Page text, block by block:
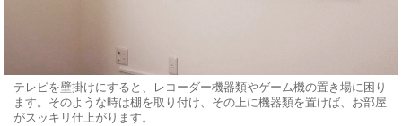
テレビを壁掛けにすると、レコーダー機器類やゲーム機の置き場に困り
ます。そのような時は棚を取り付け、その上に機器類を置けば、お部屋
がスッキリ仕上がります。